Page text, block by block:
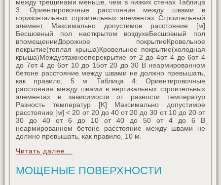
между трещинами меньше, чем в низких стенах Таблица
3: Ориентировочные расстояния между швами в
горизонтальных строительных элементах Строительный
элемент Максимально допустимое расстояние [м]
Бесшовный пол наоткрытом воздухеБесшовный пол
впомещенииДорожное покрытиеКровельное
покрытие(теплая крыша)Кровельное покрытие(холодная
крыша)Междуэтажноеперекрытие от 2 до 4от 4 до 6от 4
до 7от 4 до 6от 10 до 15от 20 до 30 В неармированном
бетоне расстояние между швами не должно превышать,
как правило, 5 м. Таблица 4: Ориентировочные
расстояния между швами в вертикальных строительных
элементах в зависимости от разности температур
Разность температур [K] Максимально допустимое
расстояние [м] < 20 от 20 до 40 от 20 до 30 от 10 до 20 от
30 до 40 от 6 до 10 от 40 до 50 от 4 до 6 В
неармированном бетоне расстояние между швами не
должно превышать, как правило, 10 м.
Читать далее...
МОЩЕНЫЕ ПОВЕРХНОСТИ